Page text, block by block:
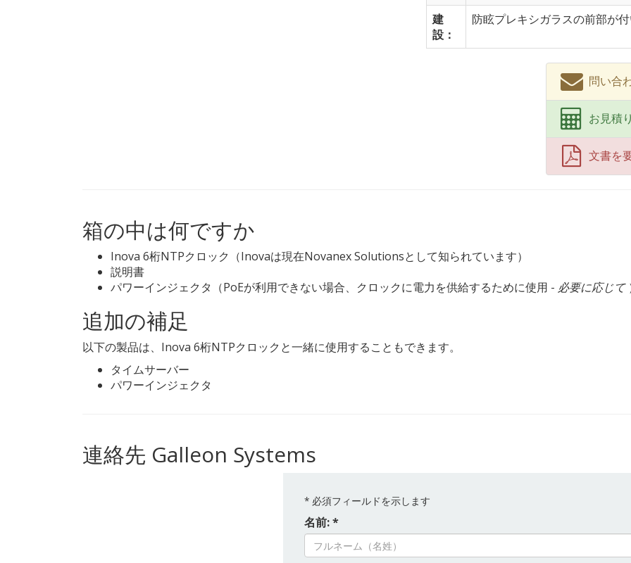
建
設：
防眩プレキシガラスの前部が
問い合
お見積
文書を
箱の中は何ですか
Inova 6桁NTPクロック（Inovaは現在Novanex Solutionsとして知られています）
説明書
パワーインジェクタ（PoEが利用できない場合、クロックに電力を供給するために使用 - 必要に応じて
追加の補足
以下の製品は、Inova 6桁NTPクロックと一緒に使用することもできます。
タイムサーバー
パワーインジェクタ
連絡先 Galleon Systems
* 必須フィールドを示します
名前: *